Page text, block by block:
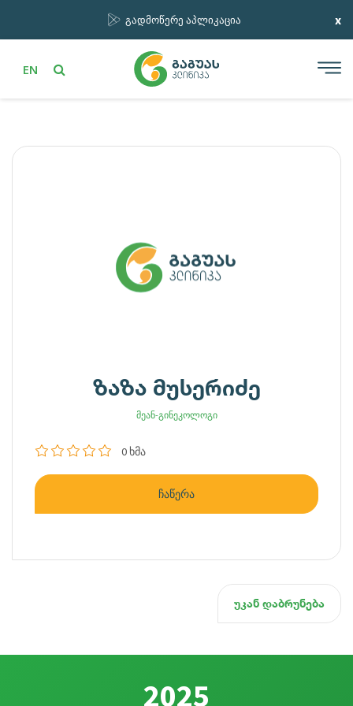
გადმოწერე აპლიკაცია x
EN
ზაზა მუსერიძე
მეან-გინეკოლოგი
0 ხმა
ჩაწერა
უკან დაბრუნება
2025